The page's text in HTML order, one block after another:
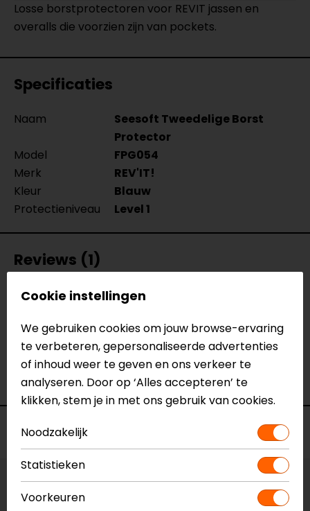
Losse borstprotectoren voor REVIT jassen en
overalls die voorzien zijn van pockets.
Specificaties
Naam
Seesoft Tweedelige Borst
Protector
Model
FPG054
Merk
REV'IT!
Kleur
Blauw
Protectieniveau
Level 1
Reviews (1)
01-05-2023
geen toelichting gegeven
- Legius
Voorraad
Vestiging Apeldoorn
Ruime voorraad
Cookie instellingen
We gebruiken cookies om jouw browse-ervaring
te verbeteren, gepersonaliseerde advertenties
of inhoud weer te geven en ons verkeer te
analyseren. Door op ‘Alles accepteren’ te
klikken, stem je in met ons gebruik van cookies.
Noodzakelijk
Statistieken
Voorkeuren